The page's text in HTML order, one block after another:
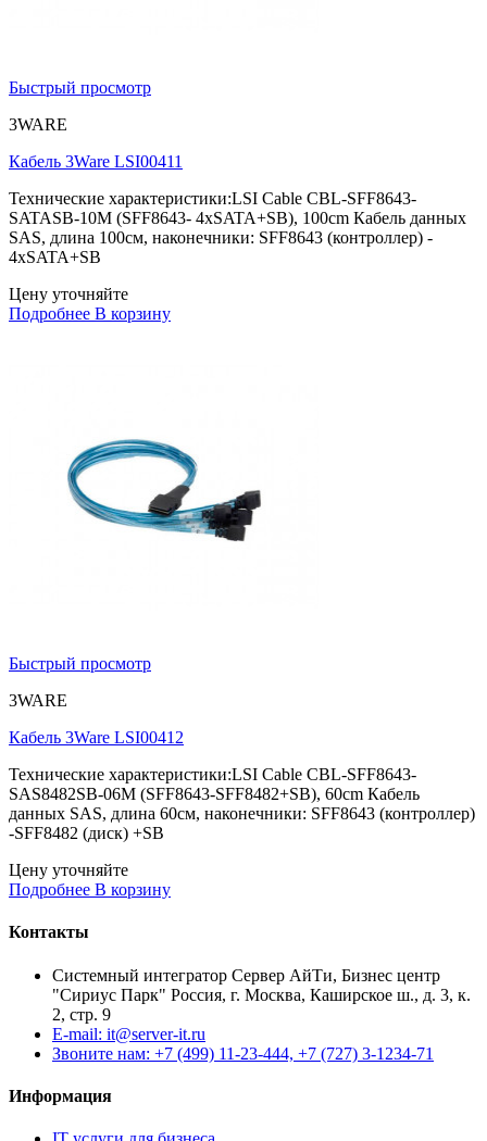
Быстрый просмотр
3WARE
Кабель 3Ware LSI00411
Технические характеристики:LSI Cable CBL-SFF8643-
SATASB-10M (SFF8643- 4xSATA+SB), 100cm Кабель данных
SAS, длина 100см, наконечники: SFF8643 (контроллер) -
4xSATA+SB
Цену уточняйте
Подробнее В корзину
Быстрый просмотр
3WARE
Кабель 3Ware LSI00412
Технические характеристики:LSI Cable CBL-SFF8643-
SAS8482SB-06M (SFF8643-SFF8482+SB), 60cm Кабель
данных SAS, длина 60см, наконечники: SFF8643 (контроллер)
-SFF8482 (диск) +SB
Цену уточняйте
Подробнее В корзину
Контакты
Системный интегратор Сервер АйТи, Бизнес центр
"Сириус Парк" Россия, г. Москва, Каширское ш., д. 3, к.
2, стр. 9
E-mail: it@server-it.ru
Звоните нам: +7 (499) 11-23-444, +7 (727) 3-1234-71
Информация